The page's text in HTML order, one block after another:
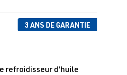
3 ANS DE GARANTIE
sur 5 étoiles
refroidisseur d'huile